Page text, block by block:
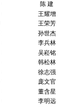
陈 建
王耀增
王荣芳
孙世杰
李兵林
吴崧铭
韩松林
徐志强
庞文官
董含星
李明远